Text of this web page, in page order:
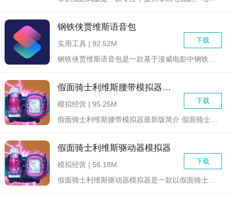
钢铁侠贾维斯语音包
下载
实用工具 | 92.52M
假面骑士利维斯腰带模拟器最新版
下载
模拟经营 | 95.25M
假面骑士利维斯驱动器模拟器
下载
模拟经营 | 56.18M